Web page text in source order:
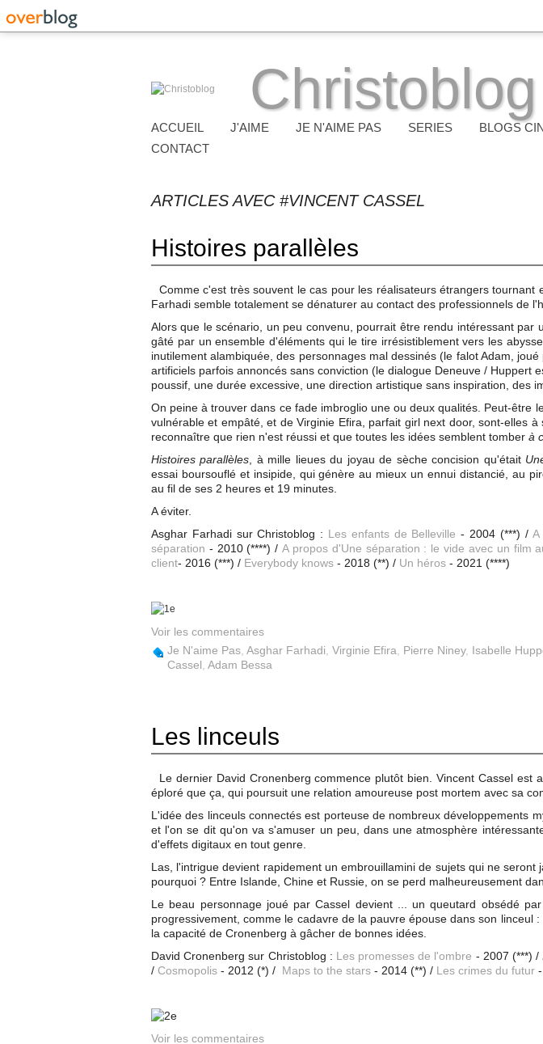
Christoblog
ACCUEIL J'AIME JE N'AIME PAS SERIES BLOGS
CONTACT
ARTICLES AVEC #VINCENT CASSEL
Histoires parallèles
Comme c'est très souvent le cas pour les réalisateurs étrangers tournant
Farhadi semble totalement se dénaturer au contact des professionnels de
Alors que le scénario, un peu convenu, pourrait être rendu intéressant par
gâté par un ensemble d'éléments qui le tire irrésistiblement vers les
inutilement alambiquée, des personnages mal dessinés (le falot Adam,
artificiels parfois annoncés sans conviction (le dialogue Deneuve / Huppert
poussif, une durée excessive, une direction artistique sans inspiration, des
On peine à trouver dans ce fade imbroglio une ou deux qualités. Peut-être
vulnérable et empâté, et de Virginie Efira, parfait girl next door, sont-elles
reconnaître que rien n'est réussi et que toutes les idées semblent tomber à
Histoires parallèles , à mille lieues du joyau de sèche concision qu'était
essai boursouflé et insipide, qui génère au mieux un ennui distancié, au
au fil de ses 2 heures et 19 minutes.
A éviter.
Asghar Farhadi sur Christoblog : Les enfants de Belleville - 2004 (***) / A
séparation - 2010 (****) / A propos d'Une séparation : le vide avec un film
client- 2016 (***) / Everybody knows - 2018 (**) / Un héros - 2021 (****)
Voir les commentaires
Je N'aime Pas Asghar Farhadi Virginie Efira Pierre Niney, Isabelle
Cassel Adam Bessa
Les linceuls
Le dernier David Cronenberg commence plutôt bien. Vincent Cassel est
éploré que ça, qui poursuit une relation amoureuse post mortem avec sa
L'idée des linceuls connectés est porteuse de nombreux développements
et l'on se dit qu'on va s'amuser un peu, dans une atmosphère
d'effets digitaux en tout genre.
Las, l'intrigue devient rapidement un embrouillamini de sujets qui ne seront
pourquoi ? Entre Islande, Chine et Russie, on se perd malheureusement
Le beau personnage joué par Cassel devient ... un queutard obsédé
progressivement, comme le cadavre de la pauvre épouse dans son linceul
la capacité de Cronenberg à gâcher de bonnes idées.
David Cronenberg sur Christoblog : Les promesses de l'ombre - 2007 (***) /
/ Cosmopolis - 2012 (*) / Maps to the stars - 2014 (**) / Les crimes du futur
Voir les commentaires